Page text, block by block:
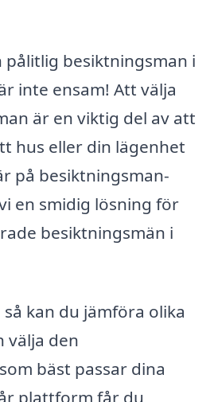
pålitlig besiktningsman i
inte ensam! Att välja
är en viktig del av att
hus eller din lägenhet
på besiktningsman-
en smidig lösning för
besiktningsmän i
kan du jämföra olika
välja den
bäst passar dina